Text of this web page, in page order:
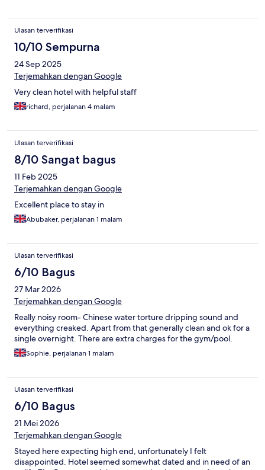
Ulasan terverifikasi
10/10 Sempurna
24 Sep 2025
Terjemahkan dengan Google
Very clean hotel with helpful staff
richard, perjalanan 4 malam
Ulasan terverifikasi
8/10 Sangat bagus
11 Feb 2025
Terjemahkan dengan Google
Excellent place to stay in
Abubaker, perjalanan 1 malam
Ulasan terverifikasi
6/10 Bagus
27 Mar 2026
Terjemahkan dengan Google
Really noisy room- Chinese water torture dripping sound and
everything creaked. Apart from that generally clean and ok for a
single overnight. There are extra charges for the gym/pool.
Sophie, perjalanan 1 malam
Ulasan terverifikasi
6/10 Bagus
21 Mei 2026
Terjemahkan dengan Google
Stayed here expecting high end, unfortunately I felt
disappointed. Hotel seemed somewhat dated and in need of an